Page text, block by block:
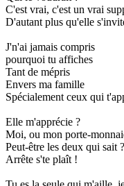
C'est vrai, c'est un vrai
D'autant plus qu'elle
J'n'ai jamais compris
pourquoi tu affiches
Tant de mépris
Envers ma famille
Spécialement ceux qui
Elle m'apprécie ?
Moi, ou mon porte-
Peut-être les deux qui sait ?
Arrête s'te plaît !